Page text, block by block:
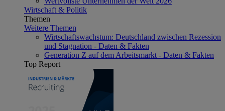
Wirtschaft & Politik
Themen
Weitere Themen
Wirtschaftswachstum: Deutschland zwischen Rezession
und Stagnation - Daten & Fakten
Generation Z auf dem Arbeitsmarkt - Daten & Fakten
Top Report